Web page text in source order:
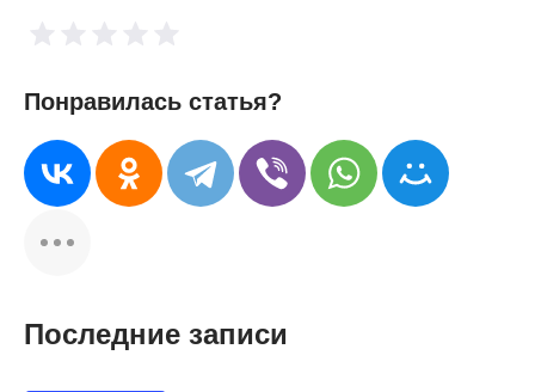
Понравилась статья?
Последние записи